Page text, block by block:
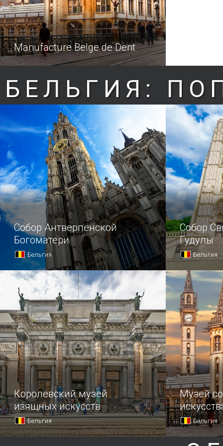
Manufacture Belge de Dent
Путешествие — это всегда здорово.
БЕЛЬГИЯ:
Собор Антверпенской
Богоматери
Бельгия
Самым красочным и любимым
местными храмом города является
кафедральный собор Антверпенской
Богоматери, заложенный еще в XIV
веке, и до сих пор считающийся
незавершенным.
Собор
Гудулы
Бельгия
Одним из
является
и Гудулы
Мишель-э-
Королевский музей
изящных искусств
Бельгия
Музей
Бельгия